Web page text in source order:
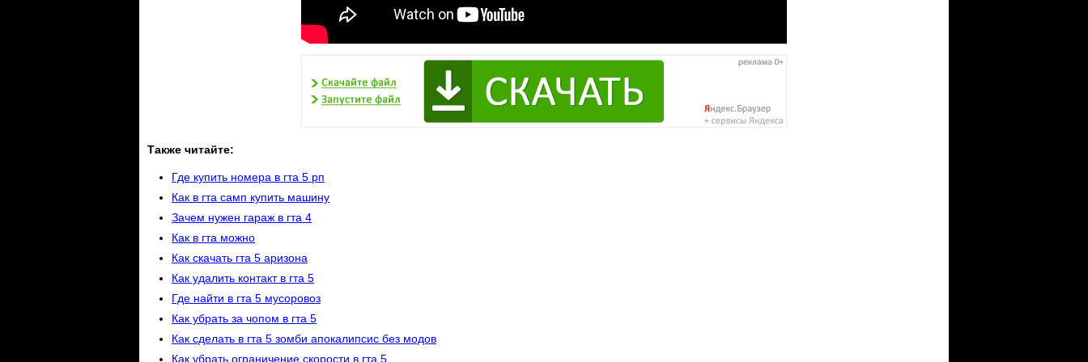
Также читайте:
Где купить номера в гта 5 рп
Как в гта самп купить машину
Зачем нужен гараж в гта 4
Как в гта можно
Как скачать гта 5 аризона
Как удалить контакт в гта 5
Где найти в гта 5 мусоровоз
Как убрать за чопом в гта 5
Как сделать в гта 5 зомби апокалипсис без модов
Как убрать ограничение скорости в гта 5